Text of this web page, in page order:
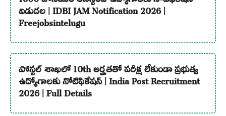
విడుదల | IDBI JAM Notification 2026 |
Freejobsintelugu
పోస్టల్ శాఖలో 10th అర్హతతో పరీక్ష లేకుండా ప్రభుత్వ
ఉద్యోగాలకు నోటిఫికేషన్ | India Post Recruitment
2026 | Full Details